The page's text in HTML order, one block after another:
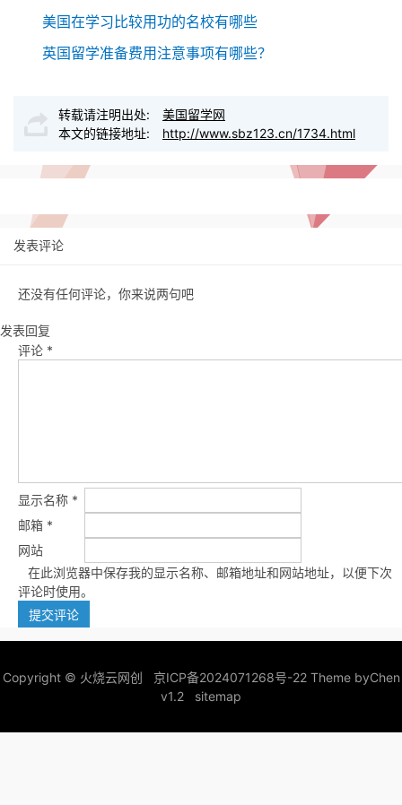
美国在学习比较用功的名校有哪些
英国留学准备费用注意事项有哪些？
转载请注明出处:
美国留学网
本文的链接地址:
http://www.sbz123.cn/1734.html
发表评论
还没有任何评论，你来说两句吧
发表回复
评论 *
显示名称 *
邮箱 *
网站
在此浏览器中保存我的显示名称、邮箱地址和网站地址，以便下次
评论时使用。
Copyright © 火烧云网创 京ICP备2024071268号-22Theme byChen
v1.2
sitemap